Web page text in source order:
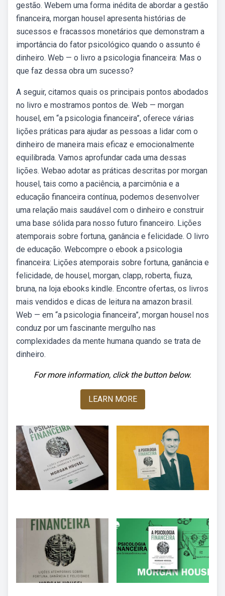
gestão. Webem uma forma inédita de abordar a gestão
financeira, morgan housel apresenta histórias de
sucessos e fracassos monetários que demonstram a
importância do fator psicológico quando o assunto é
dinheiro. Web — o livro a psicologia financeira: Mas o
que faz dessa obra um sucesso?
A seguir, citamos quais os principais pontos abodados
no livro e mostramos pontos de. Web — morgan
housel, em “a psicologia financeira”, oferece várias
lições práticas para ajudar as pessoas a lidar com o
dinheiro de maneira mais eficaz e emocionalmente
equilibrada. Vamos aprofundar cada uma dessas
lições. Webao adotar as práticas descritas por morgan
housel, tais como a paciência, a parcimônia e a
educação financeira contínua, podemos desenvolver
uma relação mais saudável com o dinheiro e construir
uma base sólida para nosso futuro financeiro. Lições
atemporais sobre fortuna, ganância e felicidade. O livro
de educação. Webcompre o ebook a psicologia
financeira: Lições atemporais sobre fortuna, ganância e
felicidade, de housel, morgan, clapp, roberta, fiuza,
bruna, na loja ebooks kindle. Encontre ofertas, os livros
mais vendidos e dicas de leitura na amazon brasil.
Web — em “a psicologia financeira”, morgan housel nos
conduz por um fascinante mergulho nas
complexidades da mente humana quando se trata de
dinheiro.
For more information, click the button below.
LEARN MORE